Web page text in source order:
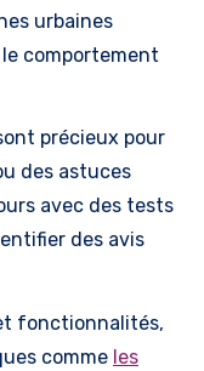
urbaines
comportement
précieux pour
des astuces
avec des tests
des avis
fonctionnalités,
comme les